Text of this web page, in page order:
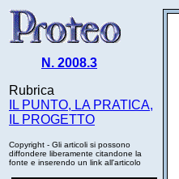
N. 2008.3
Rubrica
IL PUNTO, LA PRATICA,
IL PROGETTO
Copyright - Gli articoli si possono
diffondere liberamente citandone la
fonte e inserendo un link all'articolo